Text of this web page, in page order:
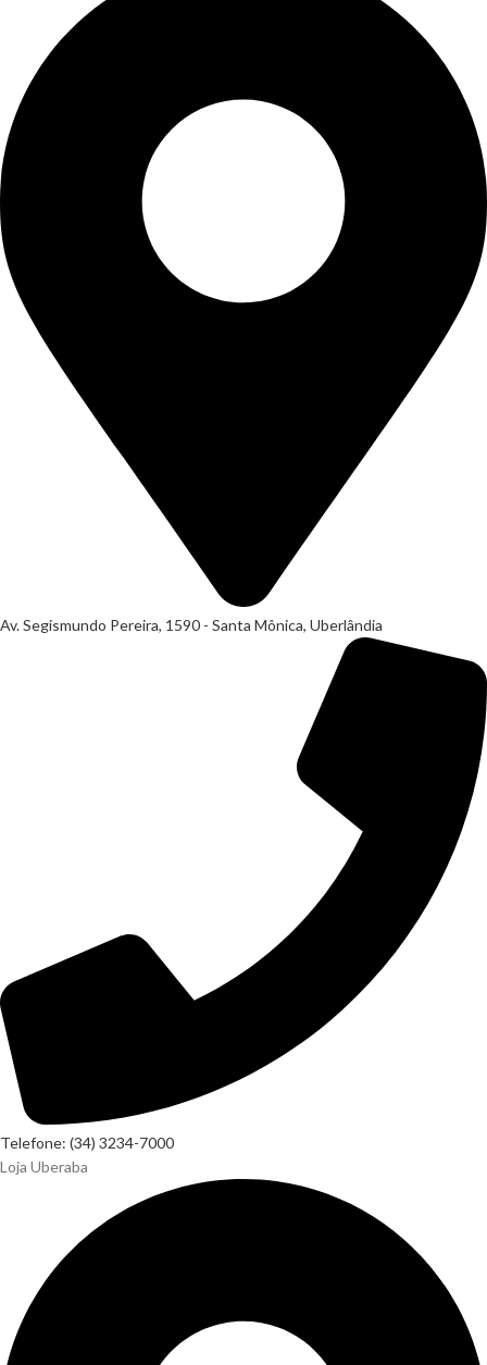
Av. Segismundo Pereira, 1590 - Santa Mônica, Uberlândia
Telefone: (34) 3234-7000
Loja Uberaba